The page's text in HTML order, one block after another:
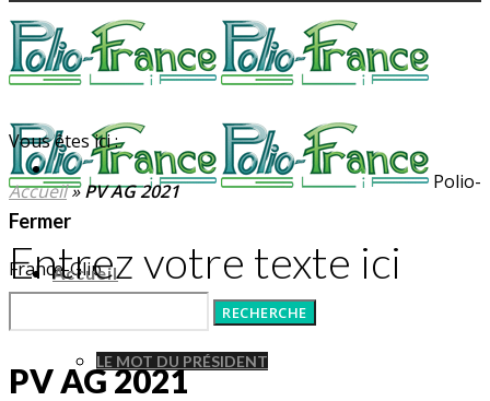
Polio-
France-Glip
Accueil
LE MOT DU PRÉSIDENT
Vous êtes ici :
Accueil»PV AG 2021
Fermer
Entrez votre texte ici
PV AG 2021